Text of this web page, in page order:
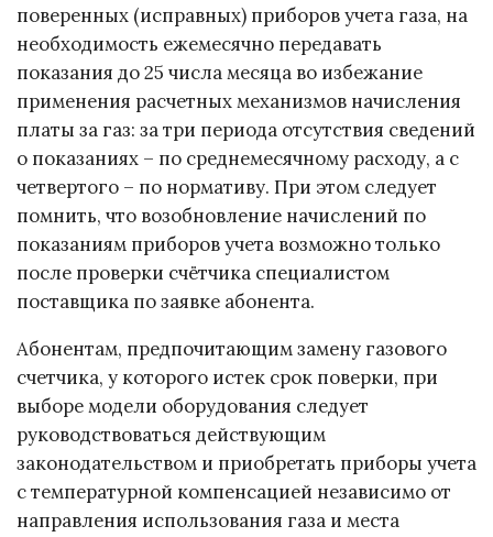
поверенных (исправных) приборов учета газа, на
необходимость ежемесячно передавать
показания до 25 числа месяца во избежание
применения расчетных механизмов начисления
платы за газ: за три периода отсутствия сведений
о показаниях – по среднемесячному расходу, а с
четвертого – по нормативу. При этом следует
помнить, что возобновление начислений по
показаниям приборов учета возможно только
после проверки счётчика специалистом
поставщика по заявке абонента.
Абонентам, предпочитающим замену газового
счетчика, у которого истек срок поверки, при
выборе модели оборудования следует
руководствоваться действующим
законодательством и приобретать приборы учета
с температурной компенсацией независимо от
направления использования газа и места